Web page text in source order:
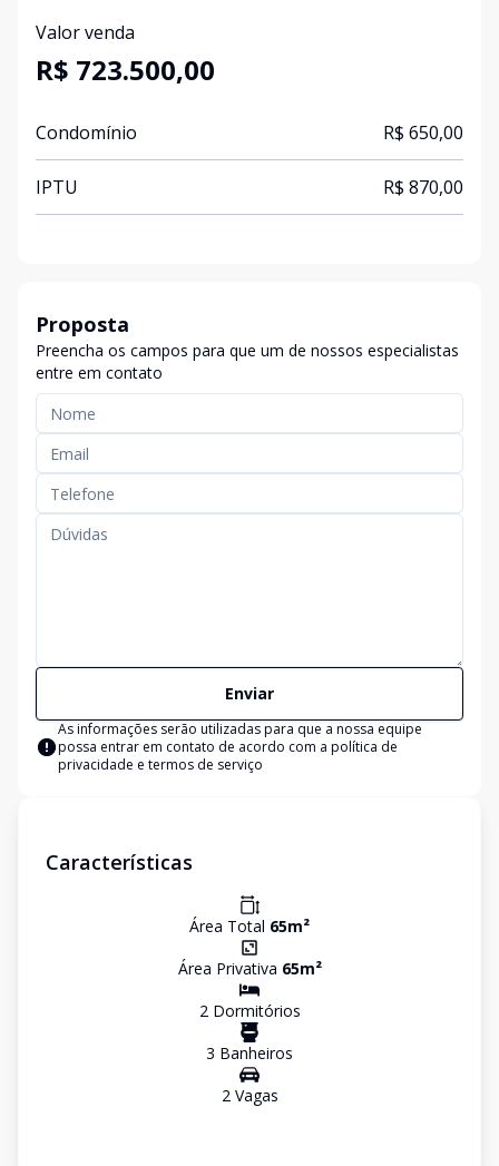
Valor venda
R$ 723.500,00
Condomínio R$ 650,00
IPTU R$ 870,00
Proposta
Preencha os campos para que um de nossos especialistas
entre em contato
Enviar
As informações serão utilizadas para que a nossa equipe
possa entrar em contato de acordo com a política de
privacidade e termos de serviço
Características
Área Total 65m²
Área Privativa 65m²
2Dormitórios
3 Banheiros
2Vagas